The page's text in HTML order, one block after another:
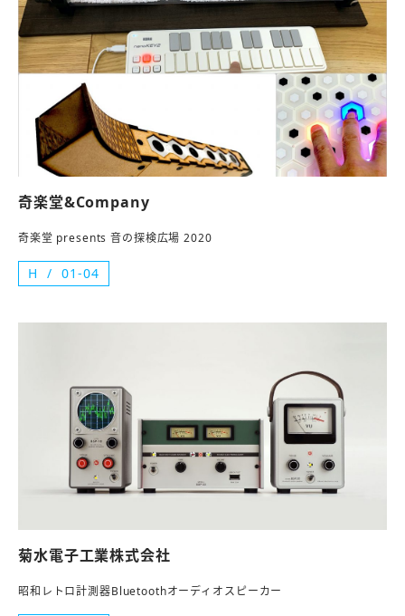
奇楽堂&Company
奇楽堂 presents 音の探検広場 2020
H 01-04
菊水電子工業株式会社
昭和レトロ計測器Bluetoothオーディオスピーカー